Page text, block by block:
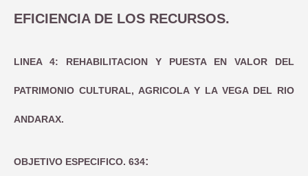
GESTIÓN Y SEGUIMIENTO
OBJETIVO TEMATICO 6
CONVOCATORIAS
EVALUACIÓN
OBJETIVOS
INDICADORES PRODUCTIVIDAD
NOTICIAS
EFICIENCIA DE LOS RECURSOS.
LINEA 4: REHABILITACION Y PUESTA EN VALOR DEL
PATRIMONIO CULTURAL, AGRICOLA Y LA VEGA DEL RIO
ANDARAX.
OBJETIVO ESPECIFICO. 634: